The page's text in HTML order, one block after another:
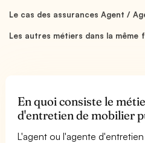
Le cas des assurances Agent /
Les autres métiers dans la même
En quoi consiste le
d'entretien de mobilier
L'agent ou l'agente